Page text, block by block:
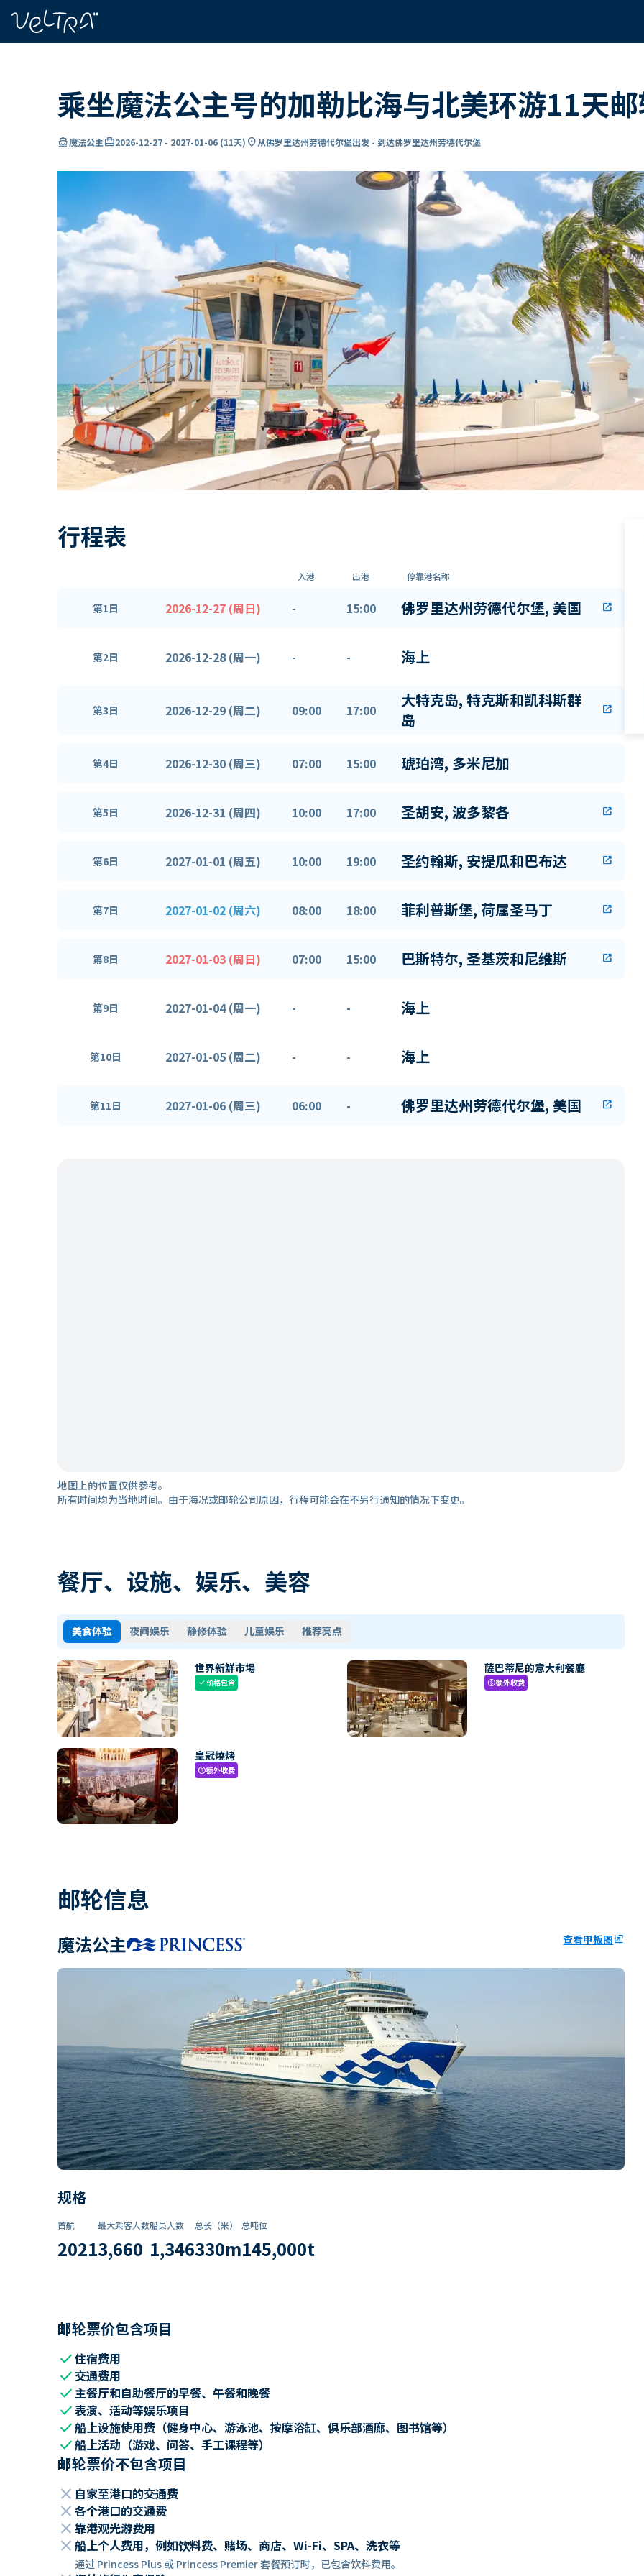
乘坐魔法公主号的加勒比海与北美环游11天
directions_boat魔法公主card_travel2026-12-27 - 2027-01-06 (11天) location_on从佛罗里达州劳德代尔堡出发 - 到达佛罗里达州劳德代尔堡
行程表
入港 出港 停靠港名称
第1日 2026-12-27 (周日) - 15:00 佛罗里达州劳德代尔堡, 美国 open_in_new
第2日 2026-12-28 (周一) - - 海上
第3日 2026-12-29 (周二) 09:00 17:00
大特克岛, 特克斯和凯科斯群
岛
open_in_new
第4日 2026-12-30 (周三) 07:00 15:00 琥珀湾, 多米尼加
第5日 2026-12-31 (周四) 10:00 17:00 圣胡安, 波多黎各 open_in_new
第6日 2027-01-01 (周五) 10:00 19:00 圣约翰斯, 安提瓜和巴布达 open_in_new
第7日 2027-01-02 (周六) 08:00 18:00 菲利普斯堡, 荷属圣马丁 open_in_new
第8日 2027-01-03 (周日) 07:00 15:00 巴斯特尔, 圣基茨和尼维斯 open_in_new
第9日 2027-01-04 (周一) - - 海上
第10日 2027-01-05 (周二) - - 海上
第11日 2027-01-06 (周三) 06:00 - 佛罗里达州劳德代尔堡, 美国 open_in_new
地图上的位置仅供参考。
所有时间均为当地时间。由于海况或邮轮公司原因，行程可能会在不另行通知的情况下变更。
餐厅、设施、娱乐、美容
美食体验 夜间娱乐 静修体验 儿童娱乐 推荐亮点
世界新鮮市場
check价格包含
薩巴蒂尼的意大利餐廳
paid额外收费
皇冠燒烤
paid额外收费
邮轮信息
魔法公主 查看甲板图ungroup
规格
首航
2021
最大乘客人数
3,660
船员人数
1,346
总长（米）
330m
总吨位
145,000t
邮轮票价包含项目
check住宿费用
check 交通费用
check主餐厅和自助餐厅的早餐、午餐和晚餐
check表演、活动等娱乐项目
check船上设施使用费（健身中心、游泳池、按摩浴缸、俱乐部酒廊、图书馆等）
check船上活动（游戏、问答、手工课程等）
邮轮票价不包含项目
close 自家至港口的交通费
close 各个港口的交通费
close 靠港观光游费用
close 船上个人费用，例如饮料费、赌场、商店、Wi-Fi、SPA、洗衣等
通过 Princess Plus 或 Princess Premier 套餐预订时，已包含饮料费用。